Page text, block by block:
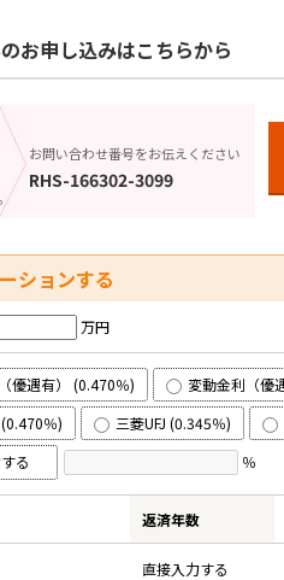
お申し込みはこちらから
お問い合わせ番号をお伝えください
RHS-166302-3099
ションする
万円
優遇有） (0.470％) 変動金利（優
％)
三菱UFJ (0.345％)
する
％
返済年数
直接入力する